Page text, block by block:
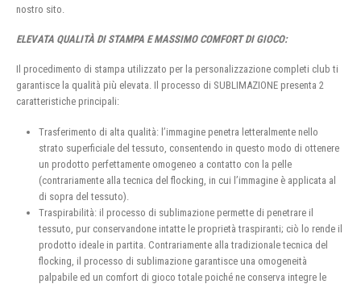
nostro sito.
ELEVATA QUALITÀ DI STAMPA E MASSIMO COMFORT DI GIOCO:
Il procedimento di stampa utilizzato per la personalizzazione completi club ti
garantisce la qualità più elevata. Il processo di SUBLIMAZIONE presenta 2
caratteristiche principali:
Trasferimento di alta qualità: l’immagine penetra letteralmente nello
strato superficiale del tessuto, consentendo in questo modo di ottenere
un prodotto perfettamente omogeneo a contatto con la pelle
(contrariamente alla tecnica del flocking, in cui l’immagine è applicata al
di sopra del tessuto).
Traspirabilità: il processo di sublimazione permette di penetrare il
tessuto, pur conservandone intatte le proprietà traspiranti; ciò lo rende il
prodotto ideale in partita. Contrariamente alla tradizionale tecnica del
flocking, il processo di sublimazione garantisce una omogeneità
palpabile ed un comfort di gioco totale poiché ne conserva integre le